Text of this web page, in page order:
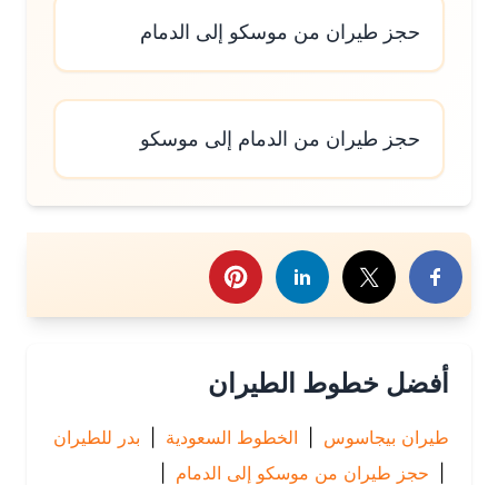
حجز طيران من موسكو إلى الدمام
حجز طيران من الدمام إلى موسكو
هذا الموضوع
أفضل خطوط الطيران
طيران بيجاسوس | الخطوط السعودية | بدر للطيران
حجز طيران من موسكو إلى الدمام
|